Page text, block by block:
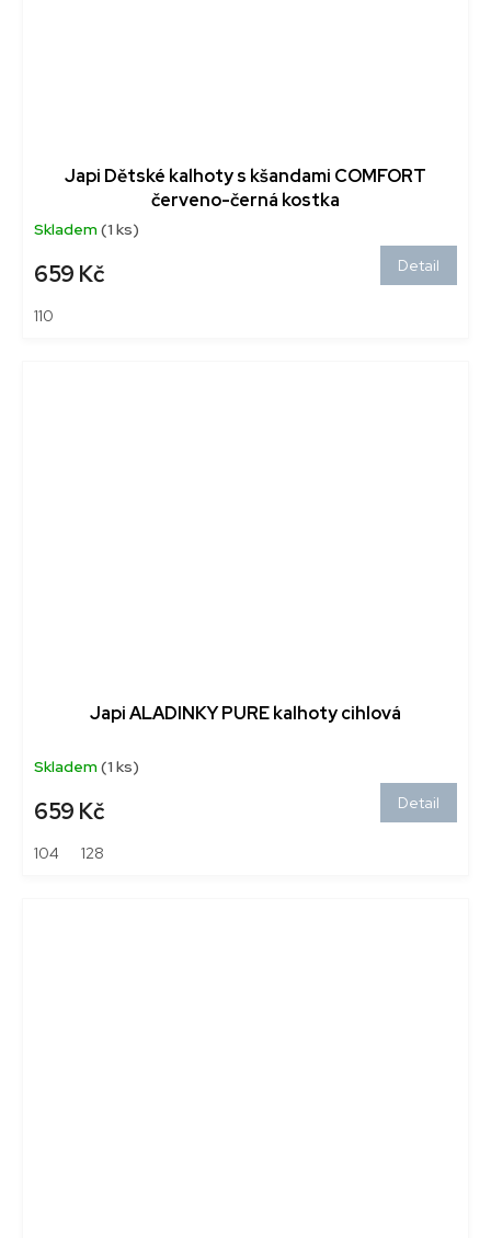
Japi Dětské kalhoty s kšandami COMFORT
červeno-černá kostka
Skladem(1 ks)
659 Kč Detail
110
Japi ALADINKY PURE kalhoty cihlová
Skladem(1 ks)
659 Kč Detail
104 128